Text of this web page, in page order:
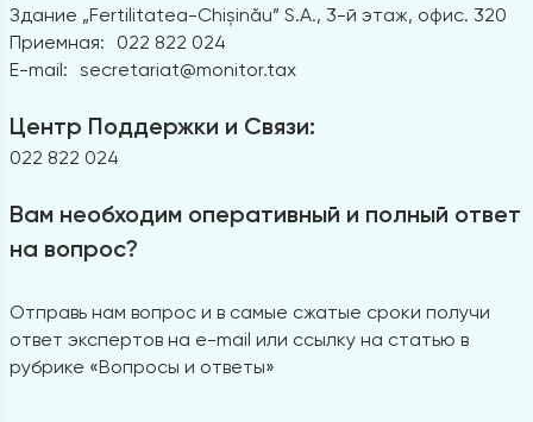
Здание „Fertilitatea-Chișinău” S.A., 3-й этаж, офис. 320
Приемная:
022 822 024
E-mail: secretariat@monitor.tax
Центр Поддержки и Связи:
022 822 024
Вам необходим оперативный и полный ответ
на вопрос?
Отправь нам вопрос и в самые сжатые сроки получи
ответ экспертов на e-mail или ссылку на статью в
рубрике «Вопросы и ответы»